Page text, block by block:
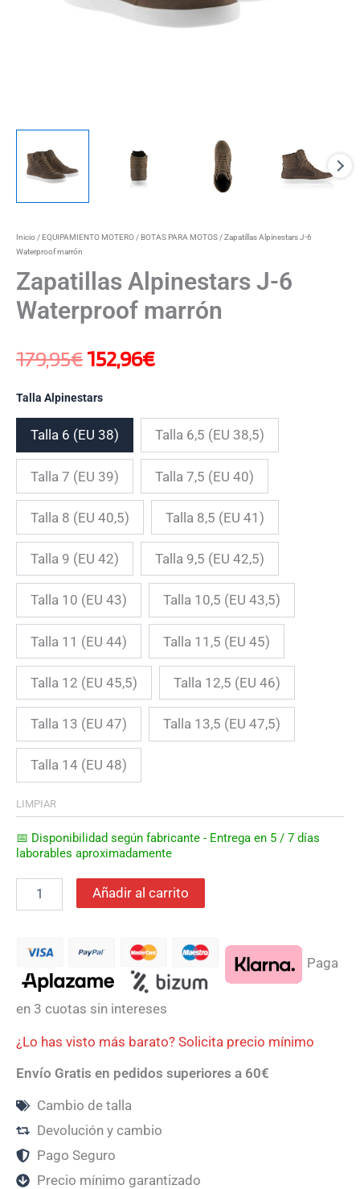
Inicio /EQUIPAMIENTO MOTERO /BOTAS PARA MOTOS / Zapatillas Alpinestars J-6
Waterproof marrón
Zapatillas Alpinestars J-6
Waterproof marrón
179,95€152,96€
Talla Alpinestars
Talla 6 (EU 38) Talla 6,5 (EU 38,5)
Talla 7 (EU 39) Talla 7,5 (EU 40)
Talla 8 (EU 40,5) Talla 8,5 (EU 41)
Talla 9 (EU 42) Talla 9,5 (EU 42,5)
Talla 10 (EU 43) Talla 10,5 (EU 43,5)
Talla 11 (EU 44) Talla 11,5 (EU 45)
Talla 12 (EU 45,5) Talla 12,5 (EU 46)
Talla 13 (EU 47) Talla 13,5 (EU 47,5)
Talla 14 (EU 48)
LIMPIAR
📅 Disponibilidad según fabricante - Entrega en 5 / 7 días
laborables aproximadamente
Añadir al carrito
Paga
en 3 cuotas sin intereses
¿Lo has visto más barato? Solicita precio mínimo
Envío Gratis en pedidos superiores a 60€
Cambio de talla
Devolución y cambio
Pago Seguro
Precio mínimo garantizado